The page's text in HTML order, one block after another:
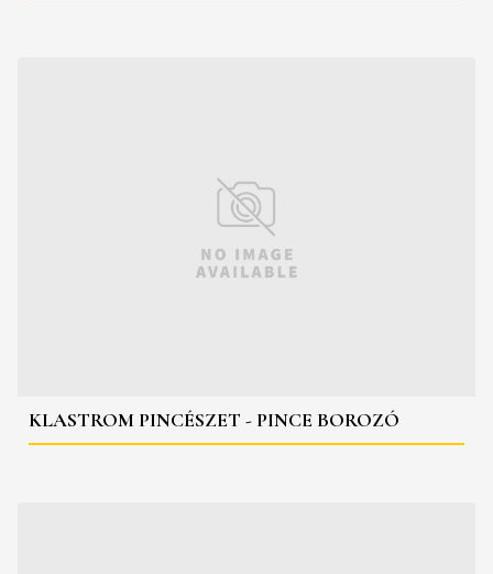
KLASTROM PINCÉSZET - PINCE BOROZÓ